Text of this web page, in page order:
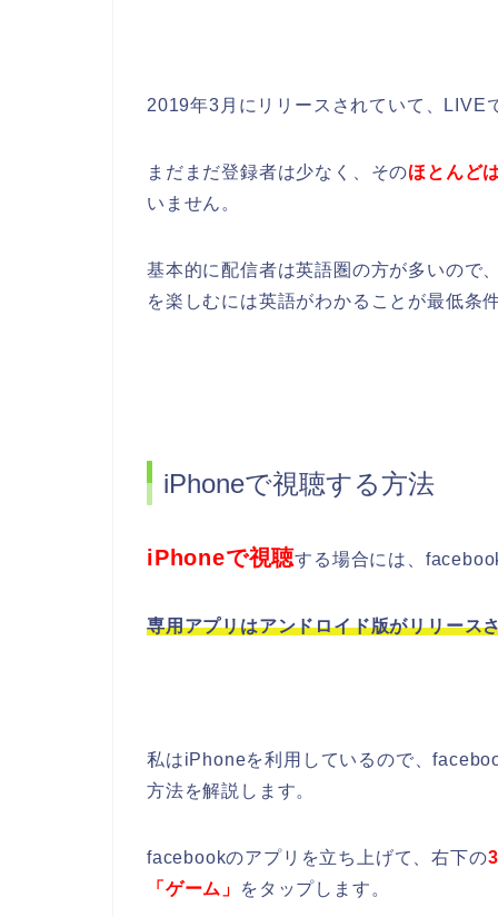
2019年3月にリリースされていて、LIVE
まだまだ登録者は少なく、そのほとんど
いません。
基本的に配信者は英語圏の方が多いので
を楽しむには英語がわかることが最低条
iPhoneで視聴する方法
iPhoneで視聴する場合には、
専用アプリはアンドロイド版がリリース
私はiPhoneを利用しているので、
方法を解説します。
facebookのアプリを立ち上げて、右下の
「ゲーム」
をタップします。